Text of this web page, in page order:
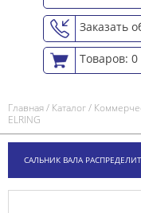
Заказать
Товаров: 0
Главная/ Каталог/
ELRING
САЛЬНИК ВАЛА